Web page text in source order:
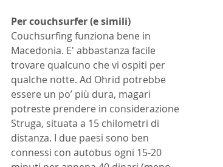
Per couchsurfer (e simili)
Couchsurfing funziona bene in
Macedonia. E' abbastanza facile
trovare qualcuno che vi ospiti per
qualche notte. Ad Ohrid potrebbe
essere un po’ più dura, magari
potreste prendere in considerazione
Struga, situata a 15 chilometri di
distanza. I due paesi sono ben
connessi con autobus ogni 15-20